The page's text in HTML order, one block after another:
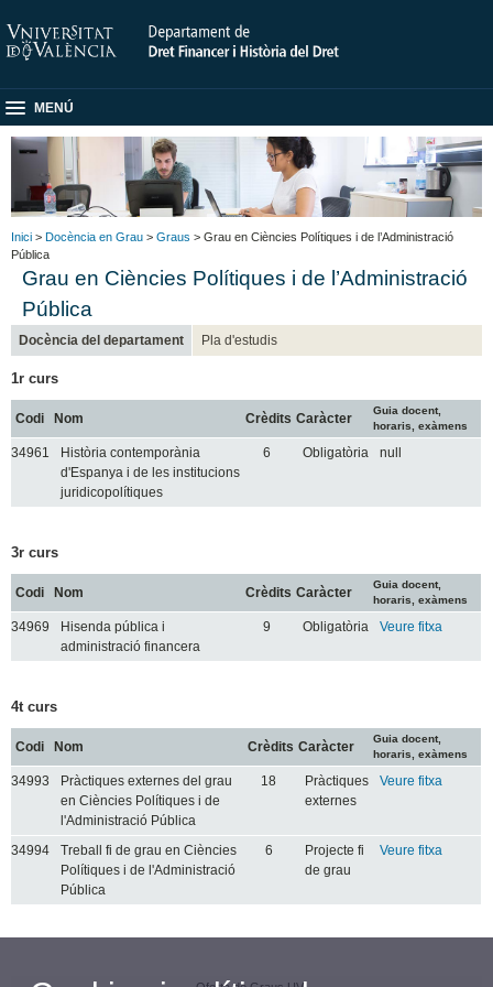
MENÚ
Inici > Docència en Grau > Graus > Grau en Ciències Polítiques i de l’Administració
Pública
Grau en Ciències Polítiques i de l’Administració
Pública
Docència del departament Pla d'estudis
1r curs
Codi Nom Crèdits Caràcter
Guia docent,
horaris, exàmens
34961
Història contemporània
d'Espanya i de les institucions
juridicopolítiques
6 Obligatòria null
3r curs
Codi Nom Crèdits Caràcter
Guia docent,
horaris, exàmens
34969
Hisenda pública i
administració financera
9 Obligatòria Veure fitxa
4t curs
Codi Nom Crèdits Caràcter
Guia docent,
horaris, exàmens
34993
Pràctiques externes del grau
en Ciències Polítiques i de
l'Administració Pública
18
Pràctiques
externes
Veure fitxa
34994
Treball fi de grau en Ciències
Polítiques i de l'Administració
Pública
6
Projecte fi
de grau
Veure fitxa